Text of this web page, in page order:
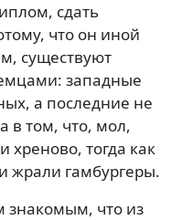
сдать
что он иной
существуют
западные
а последние не
в том, что, мол,
хреново, тогда как
жрали гамбургеры.
знакомым, что из